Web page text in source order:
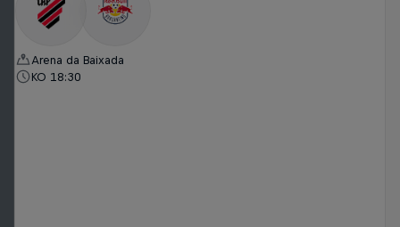
Arena da Baixada
KO 18:30